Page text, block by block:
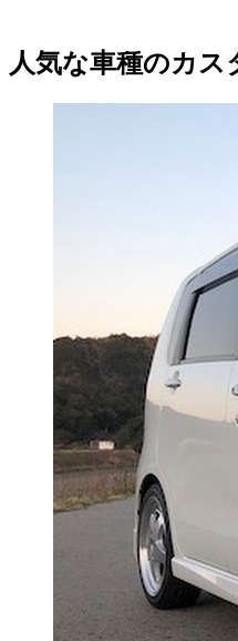
人気な車種のカス